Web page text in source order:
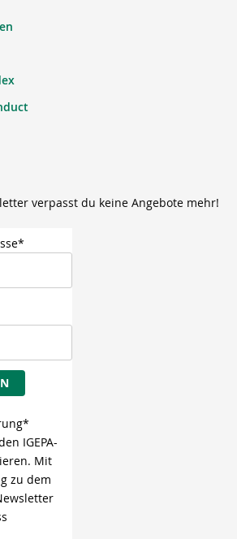
verpasst du keine Angebote mehr!
IGEPA-
Mit
zu dem